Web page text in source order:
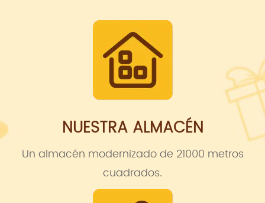
NUESTRA ALMACÉN
Un almacén modernizado de 21000 metros
cuadrados.